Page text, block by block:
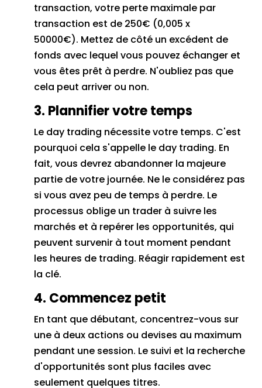
transaction, votre perte maximale par
transaction est de 250€ (0,005 x
50000€). Mettez de côté un excédent de
fonds avec lequel vous pouvez échanger et
vous êtes prêt à perdre. N'oubliez pas que
cela peut arriver ou non.
3. Plannifier votre temps
Le day trading nécessite votre temps. C'est
pourquoi cela s'appelle le day trading. En
fait, vous devrez abandonner la majeure
partie de votre journée. Ne le considérez pas
si vous avez peu de temps à perdre. Le
processus oblige un trader à suivre les
marchés et à repérer les opportunités, qui
peuvent survenir à tout moment pendant
les heures de trading. Réagirrapidement est
la clé.
4. Commencez petit
En tant que débutant, concentrez-vous sur
une à deux actions ou devises au maximum
pendant une session. Le suivi et la recherche
d'opportunités sont plus faciles avec
seulement quelques titres.